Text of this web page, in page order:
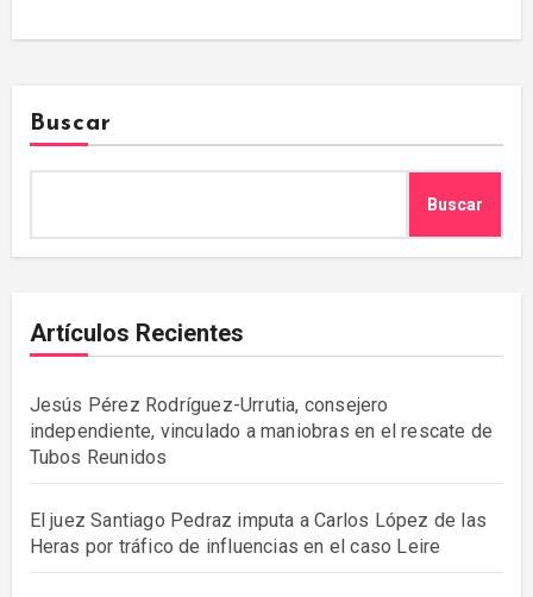
Buscar
Buscar
Artículos Recientes
Jesús Pérez Rodríguez-Urrutia, consejero
independiente, vinculado a maniobras en el rescate de
Tubos Reunidos
El juez Santiago Pedraz imputa a Carlos López de las
Heras por tráfico de influencias en el caso Leire